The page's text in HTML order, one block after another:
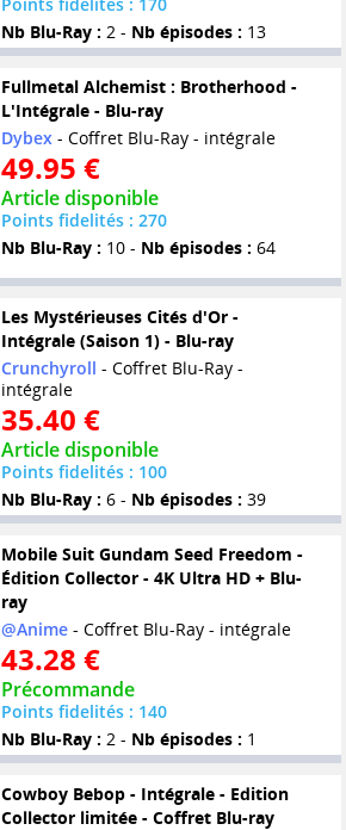
Nb Blu-Ray : 2 - Nb épisodes : 13
Fullmetal Alchemist : Brotherhood -
L'Intégrale - Blu-ray
Dybex - Coffret Blu-Ray - intégrale
49.95 €
Article disponible
Points fidelités : 270
Nb Blu-Ray : 10 - Nb épisodes : 64
Les Mystérieuses Cités d'Or -
Intégrale (Saison 1) - Blu-ray
Crunchyroll - Coffret Blu-Ray -
intégrale
35.40 €
Article disponible
Points fidelités : 100
Nb Blu-Ray : 6 - Nb épisodes : 39
Mobile Suit Gundam Seed Freedom -
Édition Collector - 4K Ultra HD + Blu-
ray
@Anime- Coffret Blu-Ray - intégrale
43.28 €
Précommande
Points fidelités : 140
Nb Blu-Ray : 2 - Nb épisodes : 1
Cowboy Bebop - Intégrale - Edition
Collector limitée - Coffret Blu-ray